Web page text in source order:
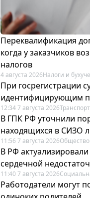
Переквалификация
когда у заказчиков
налогов
4 августа 2026Налоги и
При госрегистрации
идентифицирующим
12:34 7 августа 2026Транспорт
В ГПК РФ уточнили
находящихся в СИЗО
11:56 7 августа 2026Общество
В РФ
сердечной
11:40 7 августа 2026
Работодатели могут